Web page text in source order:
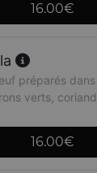
16.00€
préparés dans
verts,
16.00€